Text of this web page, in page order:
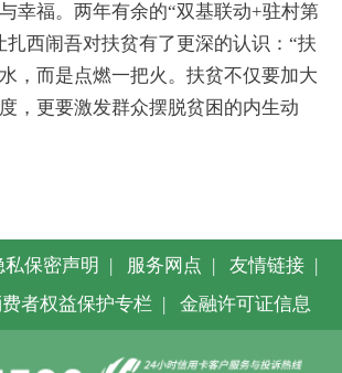
幸福。两年有余的“双基联动+驻村第
扎西闹吾对扶贫有了更深的认识：“扶
，而是点燃一把火。扶贫不仅要加大
，更要激发群众摆脱贫困的内生动
私保密声明 | 服务网点 | 友情链接 |
者权益保护专栏 | 金融许可证信息